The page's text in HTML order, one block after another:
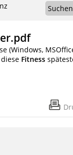
Suchen
(Windows,
Fitness